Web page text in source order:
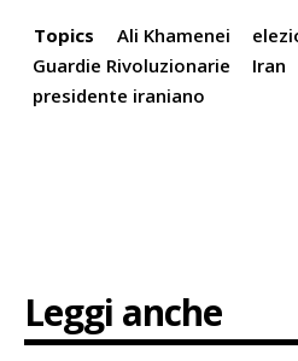
Topics Ali Khamenei
Guardie Rivoluzionarie
Iran
presidente iraniano
Leggi anche